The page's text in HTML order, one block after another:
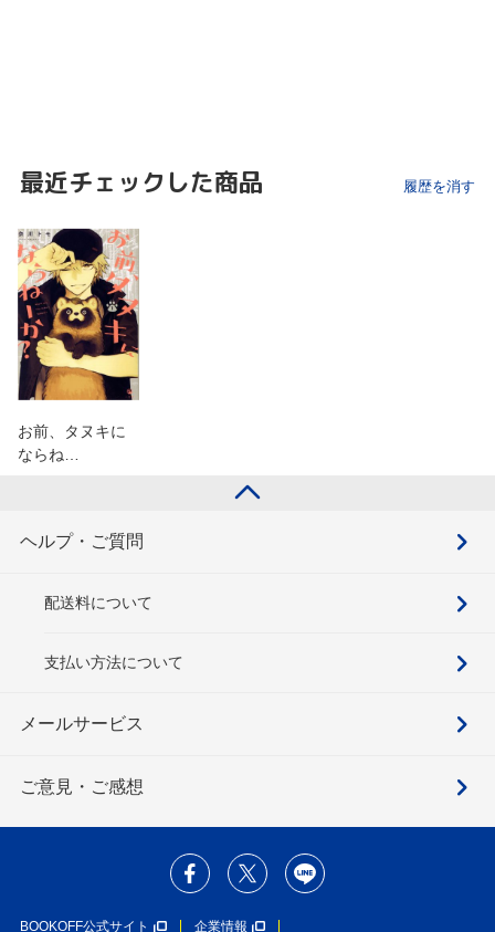
最近チェックした商品 履歴を消す
お前、タヌキに
ならね…
ヘルプ・ご質問
配送料について
支払い方法について
メールサービス
ご意見・ご感想
BOOKOFF公式サイト 企業情報